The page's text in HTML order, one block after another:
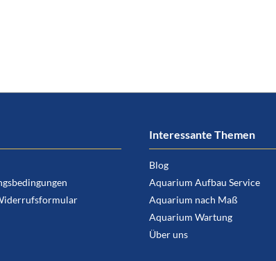
Interessante Themen
Blog
Aquarium Aufbau Service
Aquarium nach Maß
Aquarium Wartung
Über uns